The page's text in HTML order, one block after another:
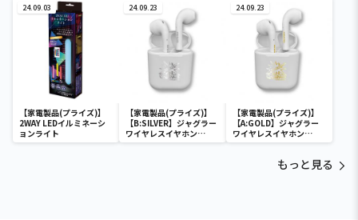
24.09.03
【家電製品(プライズ)】
2WAY LEDイルミネーシ
ョンライト
24.09.23
【家電製品(プライズ)】
【B:SILVER】ジャグラー
ワイヤレスイヤホン
2(GOLD&SILVER)
24.09.23
【家電製品(プライズ)】
【A:GOLD】ジャグラー
ワイヤレスイヤホン
2(GOLD&SILVER)
もっと見る